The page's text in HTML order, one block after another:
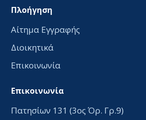
Πλοήγηση
Αίτημα Εγγραφής
Διοικητικά
Επικοινωνία
Επικοινωνία
Πατησίων 131 (3ος Όρ. Γρ.9)